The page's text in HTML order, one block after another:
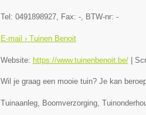
Tel: 0491898927, Fax: -, BTW-nr: -
E-mail › Tuinen Benoit
Website: https://www.tuinenbenoit.be/|
Wil je graag een mooie tuin? Je kan
Tuinaanleg, Boomverzorging,